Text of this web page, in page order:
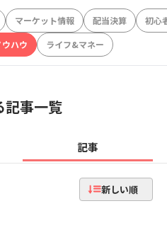
マーケット情報 配当決算
初心
ハウ ライフ&マネー
記事一覧
記事
新しい順